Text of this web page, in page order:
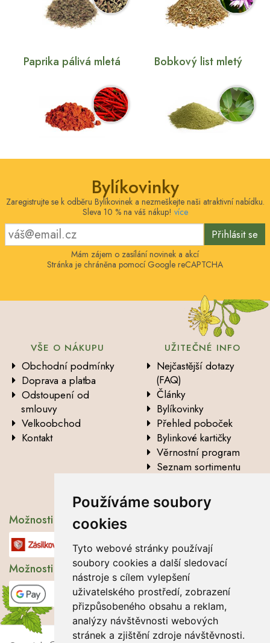
Používáme soubory
cookies
Tyto webové stránky používají
soubory cookies a další sledovací
nástroje s cílem vylepšení
uživatelského prostředí, zobrazení
přizpůsobeného obsahu a reklam,
analýzy návštěvnosti webových
stránek a zjištění zdroje návštěvnosti.
Paprika pálivá mletá Bobkový list mletý
Bylíkovinky
Zaregistrujte se k odběru Bylíkovinek a nezmeškejte naši atraktivní nabídku.
Sleva 10 % na váš nákup! více
Přihlásit se
Mám zájem o zasílání novinek a akcí
Stránka je chráněna pomocí Google reCAPTCHA
VŠE O NÁKUPU
Obchodní podmínky
Doprava a platba
Odstoupení od
smlouvy
Velkoobchod
Kontakt
UŽITEČNÉ INFO
Nejčastější dotazy
(FAQ)
Články
Bylíkovinky
Přehled poboček
Bylinkové kartičky
Věrnostní program
Seznam sortimentu
Možnosti dopravy
Možnosti platby